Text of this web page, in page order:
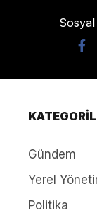
Sosyal
Gündem
Yerel
Politika